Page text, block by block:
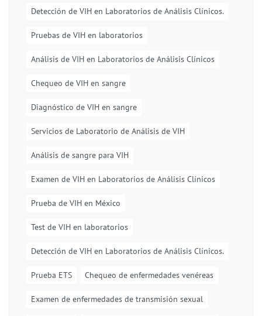
Detección de VIH en Laboratorios de Análisis Clínicos.
Pruebas de VIH en laboratorios
Análisis de VIH en Laboratorios de Análisis Clínicos
Chequeo de VIH en sangre
Diagnóstico de VIH en sangre
Servicios de Laboratorio de Análisis de VIH
Análisis de sangre para VIH
Examen de VIH en Laboratorios de Análisis Clínicos
Prueba de VIH en México
Test de VIH en laboratorios
Detección de VIH en Laboratorios de Análisis Clínicos.
Prueba ETS Chequeo de enfermedades venéreas
Examen de enfermedades de transmisión sexual